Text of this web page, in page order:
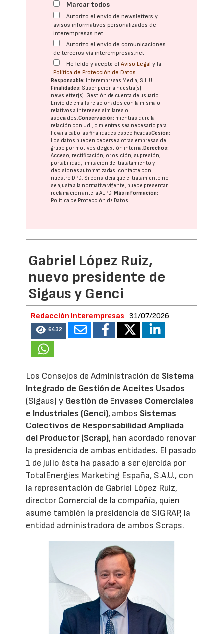
Marcar todos
Autorizo el envío de newsletters y
avisos informativos personalizados de
interempresas.net
Autorizo el envío de comunicaciones
de terceros vía interempresas.net
He leído y acepto elAviso Legal y la
Política de Protección de Datos
Responsable: Interempresas Media, S.L.U.
Finalidades: Suscripción a nuestra(s)
newsletter(s). Gestión de cuenta de usuario.
Envío de emails relacionados con la misma o
relativos a intereses similares o
asociados.Conservación: mientras dure la
relación con Ud., o mientras sea necesario para
llevar a cabo las finalidades especificadasCesión:
Los datos pueden cederse a otras empresas del
grupo por motivos de gestión interna. Derechos:
Acceso, rectificación, oposición, supresión,
portabilidad, limitación del tratatamiento y
decisiones automatizadas: contacte con
nuestro DPD. Si considera que el tratamiento no
se ajusta a la normativa vigente, puede presentar
reclamación ante laAEPD. Más información:
Política de Protección de Datos
Gabriel López Ruiz,
nuevo presidente de
Sigaus y Genci
Redacción Interempresas 31/07/2026
6432
Los Consejos de Administración de Sistema
Integrado de Gestión de Aceites Usados
(Sigaus) y Gestión de Envases Comerciales
e Industriales (Genci), ambos Sistemas
Colectivos de Responsabilidad Ampliada
del Productor (Scrap), han acordado renovar
la presidencia de ambas entidades. El pasado
1 de julio ésta ha pasado a ser ejercida por
TotalEnergies Marketing España, S.A.U., con
la representación de Gabriel López Ruiz,
director Comercial de la compañía, quien
asume también la presidencia de SIGRAP, la
entidad administradora de ambos Scraps.